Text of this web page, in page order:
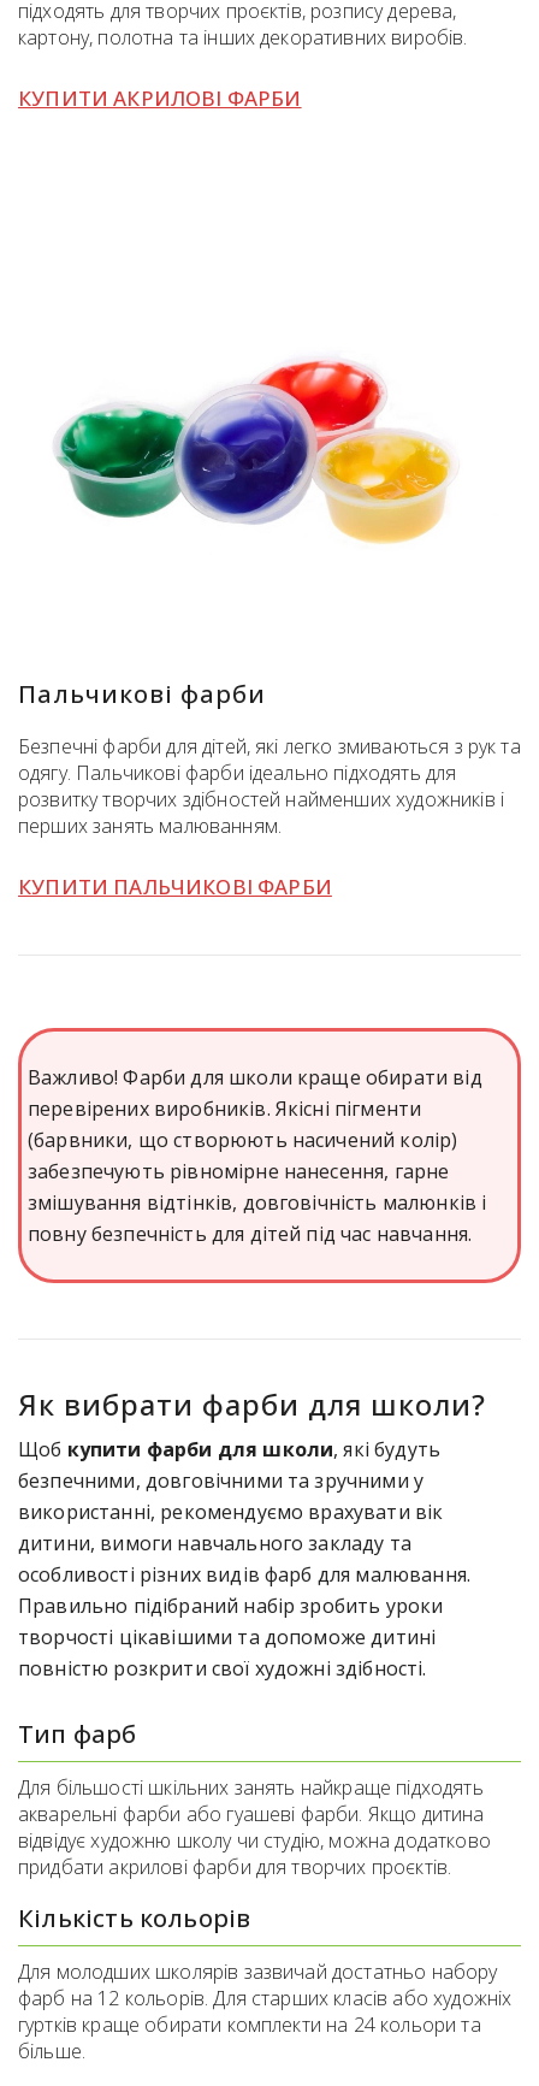
підходять для творчих проєктів, розпису дерева,
картону, полотна та інших декоративних виробів.
КУПИТИ АКРИЛОВІ ФАРБИ
Пальчикові фарби
Безпечні фарби для дітей, які легко змиваються з рук та
одягу. Пальчикові фарби ідеально підходять для
розвитку творчих здібностей найменших художників і
перших занять малюванням.
КУПИТИ ПАЛЬЧИКОВІ ФАРБИ
Важливо! Фарби для школи краще обирати від
перевірених виробників. Якісні пігменти
(барвники, що створюють насичений колір)
забезпечують рівномірне нанесення, гарне
змішування відтінків, довговічність малюнків і
повну безпечність для дітей під час навчання.
Як вибрати фарби для школи?
Щоб купити фарби для школи, які будуть
безпечними, довговічними та зручними у
використанні, рекомендуємо врахувати вік
дитини, вимоги навчального закладу та
особливості різних видів фарб для малювання.
Правильно підібраний набір зробить уроки
творчості цікавішими та допоможе дитині
повністю розкрити свої художні здібності.
Тип фарб
Для більшості шкільних занять найкраще підходять
акварельні фарби або гуашеві фарби. Якщо дитина
відвідує художню школу чи студію, можна додатково
придбати акрилові фарби для творчих проєктів.
Кількість кольорів
Для молодших школярів зазвичай достатньо набору
фарб на 12 кольорів. Для старших класів або художніх
гуртків краще обирати комплекти на 24 кольори та
більше.